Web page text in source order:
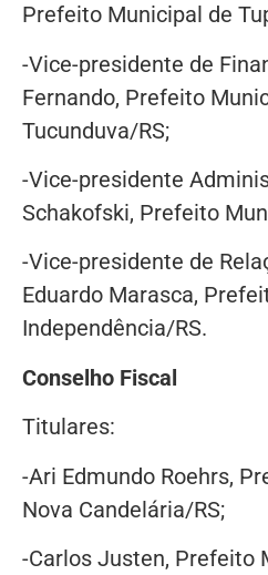
Prefeito Municipal de
-Vice-presidente de
Fernando, Prefeito
Tucunduva/RS;
-Vice-presidente
Schakofski, Prefeito
-Vice-presidente de
Eduardo Marasca,
Independência/RS.
Conselho Fiscal
Titulares:
-Ari Edmundo Roehrs,
Nova Candelária/RS;
-Carlos Justen, Prefeito